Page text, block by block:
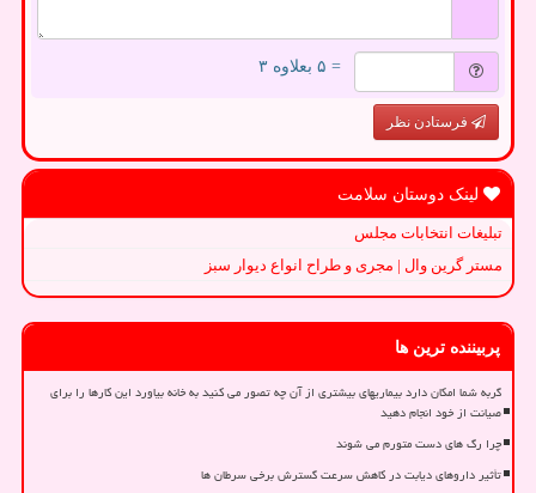
= ۵ بعلاوه ۳
فرستادن نظر
لینک دوستان سلامت
تبلیغات انتخابات مجلس
مستر گرین وال | مجری و طراح انواع دیوار سبز
پربیننده ترین ها
گربه شما امکان دارد بیماریهای بیشتری از آن چه تصور می کنید به خانه بیاورد این کارها را برای
صیانت از خود انجام دهید
چرا رگ های دست متورم می شوند
تأثیر داروهای دیابت در کاهش سرعت گسترش برخی سرطان ها